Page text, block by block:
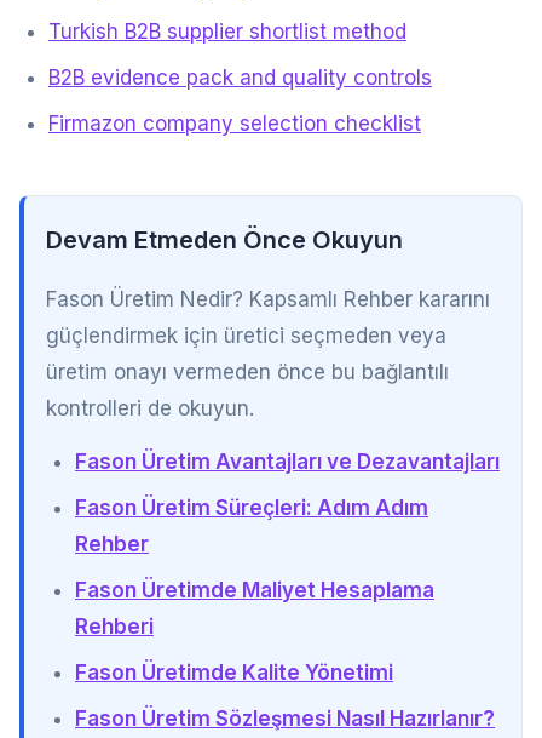
Turkish B2B supplier shortlist method
B2B evidence pack and quality controls
Firmazon company selection checklist
Devam Etmeden Önce Okuyun
Fason Üretim Nedir? Kapsamlı Rehber kararını
güçlendirmek için üretici seçmeden veya
üretim onayı vermeden önce bu bağlantılı
kontrolleri de okuyun.
Fason Üretim Avantajları ve Dezavantajları
Fason Üretim Süreçleri: Adım Adım
Rehber
Fason Üretimde Maliyet Hesaplama
Rehberi
Fason Üretimde Kalite Yönetimi
Fason Üretim Sözleşmesi Nasıl Hazırlanır?